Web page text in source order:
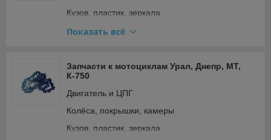
Стартер и кикстартер
Топливная система и карбюратор
Трансмиссия (сцепление, вариатор, цепи)
Фильтры
Электрооборудование и зажигание
Кузов, пластик, зеркала
Освещение и поворотники
Прочее
Сиденья
Стартер и кикстартер
Топливная система и карбюратор
Показать всё
Запчасти к мотоциклам Урал, Днепр, МТ,
К-750
Двигатель и ЦПГ
Колёса, покрышки, камеры
Кузов, пластик, зеркала